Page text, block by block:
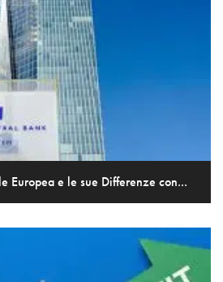
Europea e le sue Differenze con...